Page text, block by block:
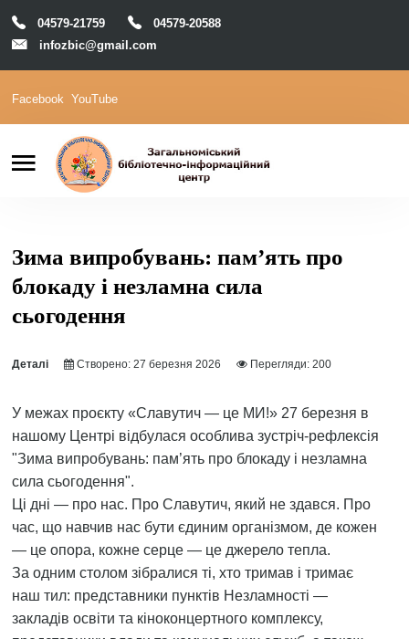
Головна
Відділи
Календар
М-Архів
Е-Каталог
04579-21759
04579-20588
infozbic@gmail.com
Пошук
Facebook YouTube
Зима випробувань: пам’ять про
блокаду і незламна сила
сьогодення
Деталі Створено: 27 березня 2026 Перегляди: 200
У межах проєкту «Славутич — це МИ!» 27 березня в
нашому Центрі відбулася особлива зустріч-рефлексія
"Зима випробувань: пам’ять про блокаду і незламна
сила сьогодення".
Ці дні — про нас. Про Славутич, який не здався. Про
час, що навчив нас бути єдиним організмом, де кожен
— це опора, кожне серце — це джерело тепла.
За одним столом зібралися ті, хто тримав і тримає
наш тил: представники пунктів Незламності —
закладів освіти та кіноконцертного комплексу,